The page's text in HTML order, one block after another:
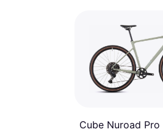
Cube Nuroad Pro